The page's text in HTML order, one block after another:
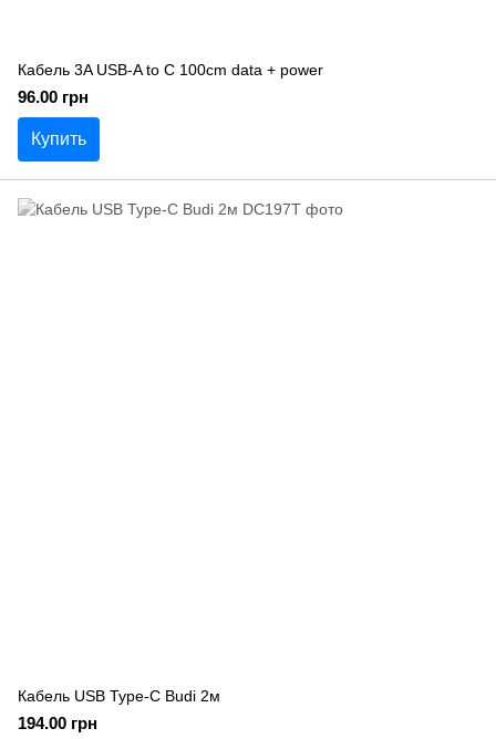
Кабель 3A USB-A to C 100cm data + power
96.00 грн
Купить
Кабель USB Type-C Budi 2м
194.00 грн